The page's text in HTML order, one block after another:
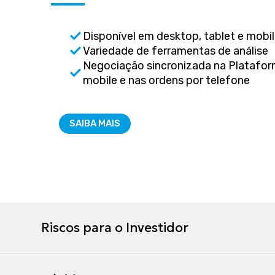
check Disponível em desktop, tablet e
checkVariedade de ferramentas de análise
check Negociação sincronizada na
mobile e nas ordens por telefone
SAIBA MAIS
Riscos para o Investidor